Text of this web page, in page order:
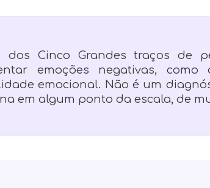
Cinco Grandes traços de
emoções negativas, como
emocional. Não é um
em algum ponto da escala, de